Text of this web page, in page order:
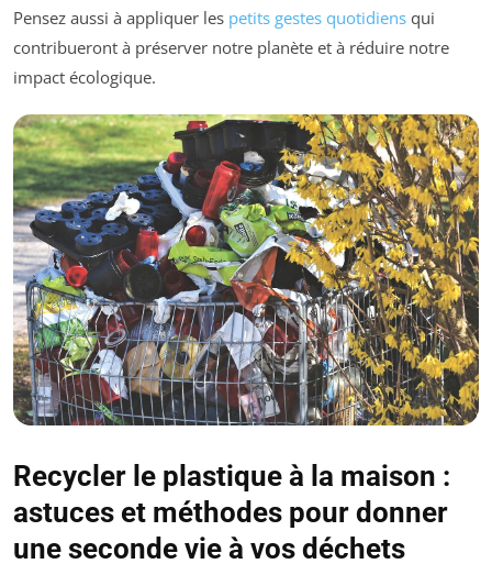
Pensez aussi à appliquer les petits gestes quotidiens qui
contribueront à préserver notre planète et à réduire notre
impact écologique.
Recycler le plastique à la maison :
astuces et méthodes pour donner
une seconde vie à vos déchets